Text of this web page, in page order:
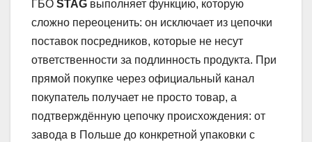
ГБО STAG выполняет функцию, которую
сложно переоценить: он исключает из цепочки
поставок посредников, которые не несут
ответственности за подлинность продукта. При
прямой покупке через официальный канал
покупатель получает не просто товар, а
подтверждённую цепочку происхождения: от
завода в Польше до конкретной упаковки с